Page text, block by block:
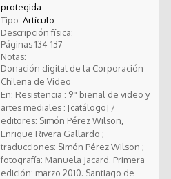
protegida
Tipo: Artículo
Descripción física:
Páginas 134-137
Notas:
Donación digital de la Corporación
Chilena de Video
En: Resistencia : 9° bienal de video y
artes mediales : [catálogo] /
editores: Simón Pérez Wilson,
Enrique Rivera Gallardo ;
traducciones: Simón Pérez Wilson ;
fotografía: Manuela Jacard. Primera
edición: marzo 2010. Santiago de